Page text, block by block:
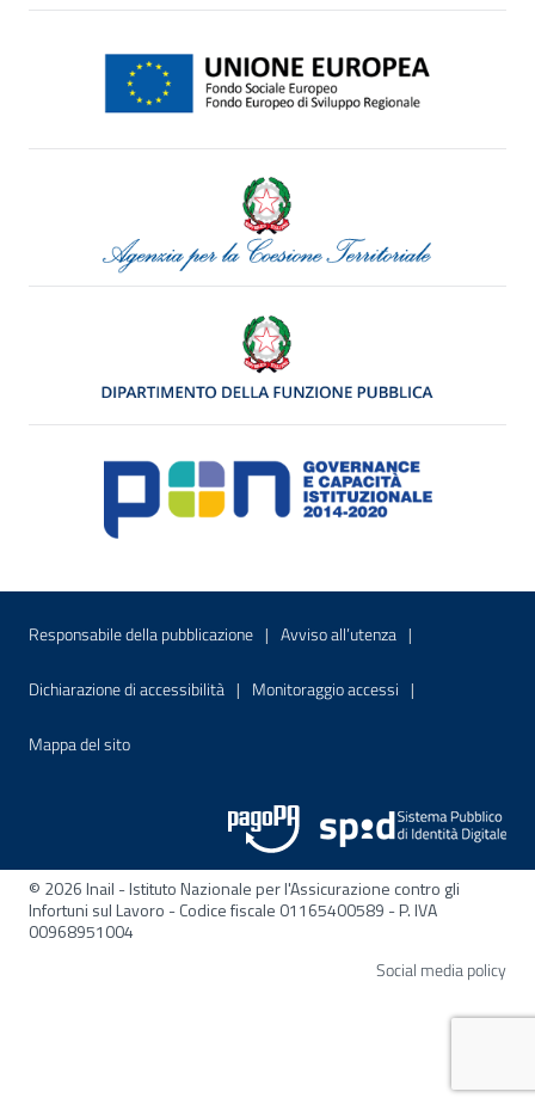
Menu di servizio
Responsabile della pubblicazione Sito interno - Apre in una nuova
Avviso all’utenza Sito interno -
Dichiarazione di accessibilità Sito interno - Apre in una nuova finestra
Monitoraggio accessi Sito interno -
Mappa del sitoSito interno - Apre nella stessa finestra
© 2026 Inail - Istituto Nazionale per l'Assicurazione contro gli
Infortuni sul Lavoro - Codice fiscale 01165400589 - P. IVA
00968951004
Social media policy